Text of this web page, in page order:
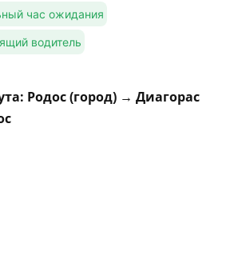
час ожидания
водитель
Родос (город) → Диагорас